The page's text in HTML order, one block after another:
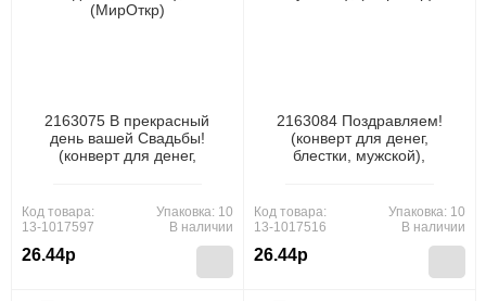
2163075 В прекрасный
день вашей Свадьбы!
(конверт для денег,
Код товара:
13-1017597
26.44р
Упаковка: 10
В наличии
2163084 Поздравляем!
(конверт для денег,
блестки, мужской),
Код товара:
13-1017516
26.44р
Упаковка: 10
В наличии